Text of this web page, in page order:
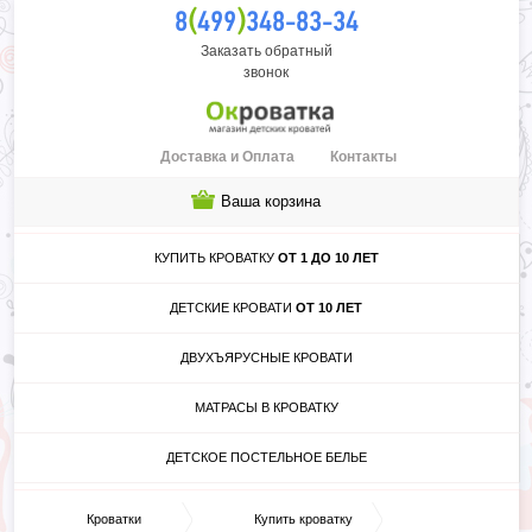
8(499)348-83-34
Заказать обратный
звонок
Доставка и Оплата Контакты
Ваша корзина
КУПИТЬ КРОВАТКУ ОТ 1 ДО 10 ЛЕТ
ДЕТСКИЕ КРОВАТИ ОТ 10 ЛЕТ
ДВУХЪЯРУСНЫЕ КРОВАТИ
МАТРАСЫ В КРОВАТКУ
ДЕТСКОЕ ПОСТЕЛЬНОЕ БЕЛЬЕ
Кроватки Купить кроватку